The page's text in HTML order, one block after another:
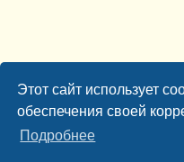
Этот сайт использует
обеспечения своей
Подробнее